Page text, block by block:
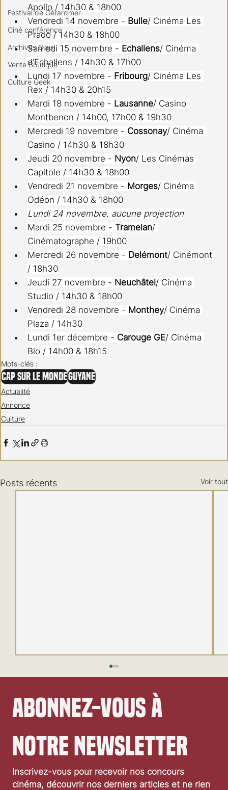
Festival de Gérardmer
Ciné conférence
Archives Clap
Vente Boutique
Culture Geek
Apollo / 14h30 & 18h00
Vendredi 14 novembre - Bulle/ Cinéma Les
Prado / 14h30 & 18h00
Samedi 15 novembre - Echallens/ Cinéma
d’Echallens / 14h30 & 17h00
Lundi 17 novembre - Fribourg/ Cinéma Les
Rex / 14h30 & 20h15
Mardi 18 novembre - Lausanne/ Casino
Montbenon / 14h00, 17h00 & 19h30
Mercredi 19 novembre - Cossonay/ Cinéma
Casino / 14h30 & 18h30
Jeudi 20 novembre - Nyon/ Les Cinémas
Capitole / 14h30 & 18h00
Vendredi 21 novembre - Morges/ Cinéma
Odéon / 14h30 & 18h00
Lundi 24 novembre, aucune projection
Mardi 25 novembre - Tramelan/
Cinématographe / 19h00
Mercredi 26 novembre - Delémont/ Cinémont
/ 18h30
Jeudi 27 novembre - Neuchâtel/ Cinéma
Studio / 14h30 & 18h00
Vendredi 28 novembre - Monthey/ Cinéma
Plaza / 14h30
Lundi 1er décembre - Carouge GE/ Cinéma
Bio / 14h00 & 18h15
Mots-clés :
Cap sur le MondeGuyane
Actualité
Annonce
Culture
Posts récents Voir tout
Abonnez-vous à
notre newsletter
Inscrivez-vous pour recevoir nos concours
cinéma, découvrir nos derniers articles et ne rien